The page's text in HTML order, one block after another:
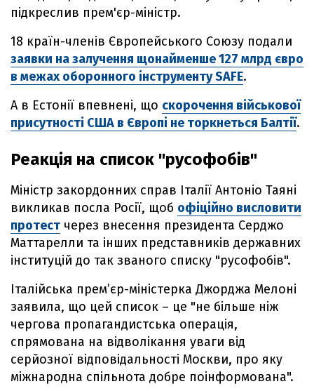
підкреслив прем'єр-міністр.
18 країн-членів Європейського Союзу подали
заявки на залучення щонайменше 127 млрд євро
в межах оборонного інструменту SAFE.
А в Естонії впевнені, що скорочення військової
присутності США в Європі не торкнеться Балтії.
Реакція на список "русофобів"
Міністр закордонних справ Італії Антоніо Таяні
викликав посла Росії, щоб офіційно висловити
протест через внесення президента Серджо
Маттарелли та інших представників державних
інституцій до так званого списку "русофобів".
Італійська прем’єр-міністерка Джорджа Мелоні
заявила, що цей список – це "не більше ніж
чергова пропагандистська операція,
спрямована на відволікання уваги від
серйозної відповідальності Москви, про яку
міжнародна спільнота добре поінформована".